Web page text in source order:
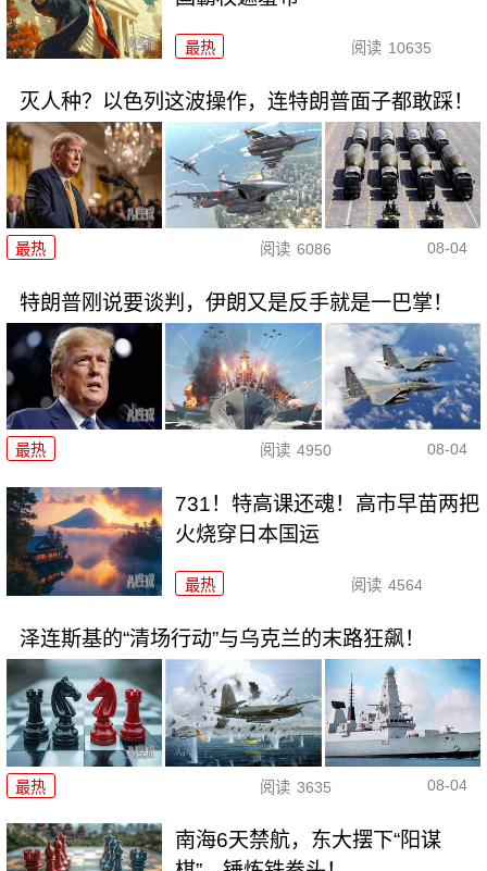
最热 阅读 10635
灭人种？以色列这波操作，连特朗普面子都敢踩！
最热 阅读 6086 08-04
特朗普刚说要谈判，伊朗又是反手就是一巴掌！
最热 阅读 4950 08-04
731！特高课还魂！高市早苗两把
火烧穿日本国运
最热 阅读 4564
泽连斯基的“清场行动”与乌克兰的末路狂飙！
最热 阅读 3635 08-04
南海6天禁航，东大摆下“阳谋